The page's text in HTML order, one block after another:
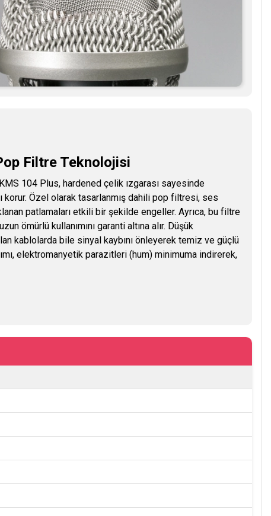
Filtre Teknolojisi
104 Plus, hardened çelik ızgarası sayesinde
Özel olarak tasarlanmış dahili pop filtresi, ses
patlamaları etkili bir şekilde engeller. Ayrıca, bu filtre
ömürlü kullanımını garanti altına alır. Düşük
kablolarda bile sinyal kaybını önleyerek temiz ve güçlü
elektromanyetik parazitleri (hum) minimuma indirerek,